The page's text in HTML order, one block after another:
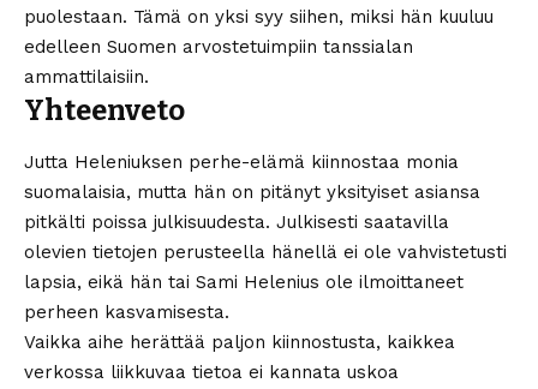
puolestaan. Tämä on yksi syy siihen, miksi hän kuuluu
edelleen Suomen arvostetuimpiin tanssialan
ammattilaisiin.
Yhteenveto
Jutta Heleniuksen perhe-elämä kiinnostaa monia
suomalaisia, mutta hän on pitänyt yksityiset asiansa
pitkälti poissa julkisuudesta. Julkisesti saatavilla
olevien tietojen perusteella hänellä ei ole vahvistetusti
lapsia, eikä hän tai Sami Helenius ole ilmoittaneet
perheen kasvamisesta.
Vaikka aihe herättää paljon kiinnostusta, kaikkea
verkossa liikkuvaa tietoa ei kannata uskoa